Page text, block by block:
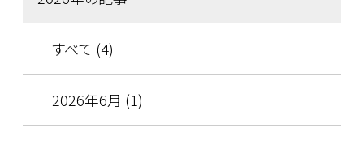
すべて (4)
2026年6月 (1)